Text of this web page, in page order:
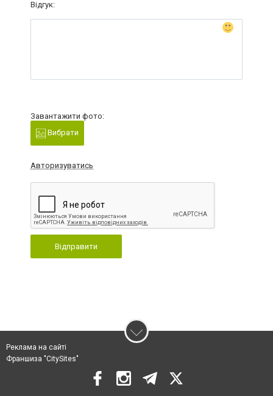
Відгук:
Завантажити фото:
Вибрати
Авторизуватись
Відправити
Реклама на сайті
Франшиза "CitySites"